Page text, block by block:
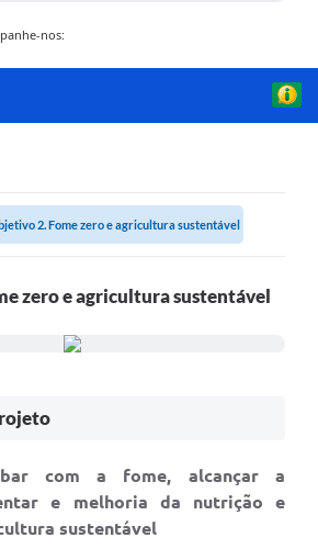
nos:
PARA LDO 2027
/ FMDI
dos Profissionais da Saúde
Sustentável (ODS) Paulo de
2. Fome zero e agricultura sustentável
zero e agricultura sustentável
com a fome, alcançar a
e melhoria da nutrição e
sustentável